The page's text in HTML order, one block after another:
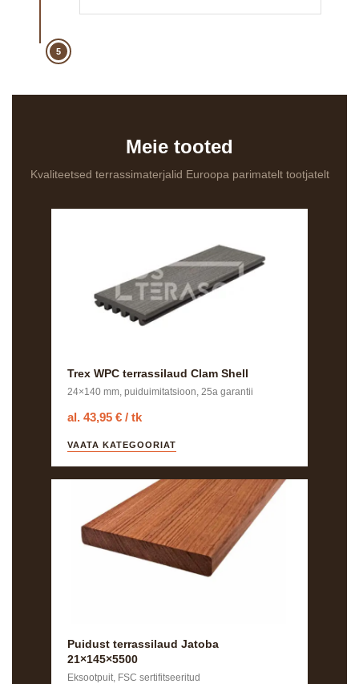
5
Meie tooted
Kvaliteetsed terrassimaterjalid Euroopa parimatelt tootjatelt
Trex WPC terrassilaud Clam Shell
24×140 mm, puiduimitatsioon, 25a garantii
al. 43,95 € / tk
VAATA KATEGOORIAT
Puidust terrassilaud Jatoba
21×145×5500
Eksootpuit, FSC sertifitseeritud